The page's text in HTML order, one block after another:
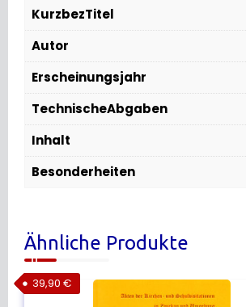
KurzbezTitel
Autor
Erscheinungsjahr
TechnischeAbgaben
Inhalt
Besonderheiten
Ähnliche Produkte
39,90 €